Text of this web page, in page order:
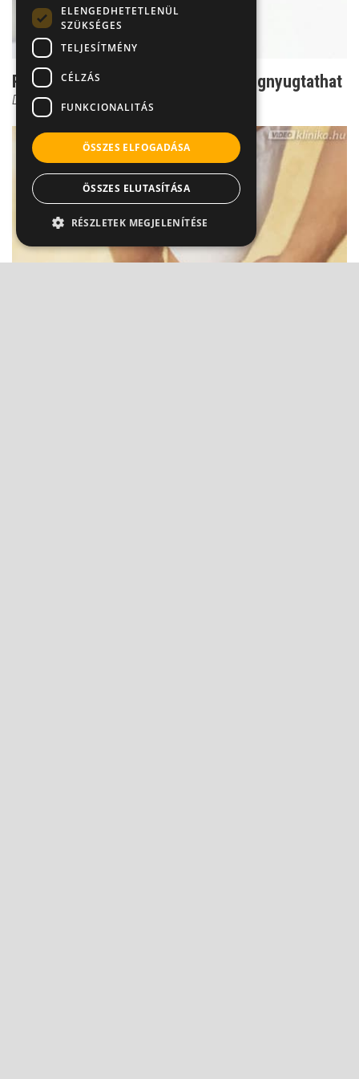
Rettegés az AIDS-től: Egy teszt megnyugtathat
Dr. Héczey András
ELENGEDHETETLENÜL
SZÜKSÉGES
TELJESÍTMÉNY
CÉLZÁS
FUNKCIONALITÁS
ÖSSZES ELFOGADÁSA
ÖSSZES ELUTASÍTÁSA
RÉSZLETEK MEGJELENÍTÉSE